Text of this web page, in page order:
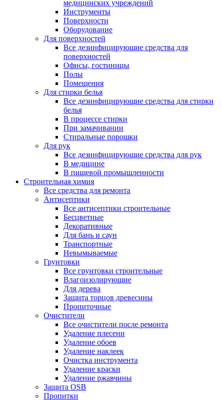
медицинских учреждений
Инструменты
Поверхности
Оборудование
Для поверхностей
Все дезинфицирующие средства для
поверхностей
Офисы, гостиницы
Полы
Помещения
Для стирки белья
Все дезинфицирующие средства для стирки
белья
В процессе стирки
При замачивании
Стиральные порошки
Для рук
Все дезинфицирующие средства для рук
В медицине
В пищевой промышленности
Строительная химия
Все средства для ремонта
Антисептики
Все антисептики строительные
Бесцветные
Декоративные
Для бань и саун
Транспортные
Невымываемые
Грунтовки
Все грунтовки строительные
Влагоизолирующие
Для дерева
Защита торцов древесины
Пропиточные
Очистители
Все очистители после ремонта
Удаление плесени
Удаление обоев
Удаление наклеек
Очистка инструмента
Удаление краски
Удаление ржавчины
Защита OSB
Пропитки